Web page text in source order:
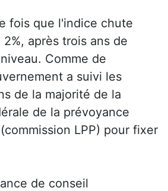
fois que l'indice chute
après trois ans de
Comme de
a suivi les
de la majorité de la
de la prévoyance
LPP) pour fixer
de conseil